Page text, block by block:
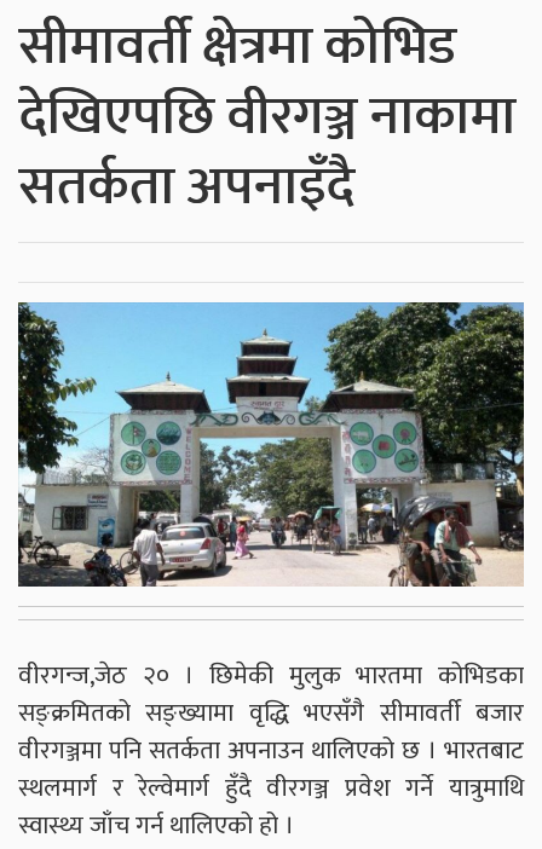
सीमावर्ती क्षेत्रमा कोभिड
देखिएपछि वीरगञ्ज नाकामा
सतर्कता अपनाइँदै
वीरगन्ज,जेठ २० । छिमेकी मुलुक भारतमा कोभिडका
सङ्क्रमितको सङ्ख्यामा वृद्धि भएसँगै सीमावर्ती बजार
वीरगञ्जमा पनि सतर्कता अपनाउन थालिएको छ । भारतबाट
स्थलमार्ग र रेल्वेमार्ग हुँदै वीरगञ्ज प्रवेश गर्ने यात्रुमाथि
स्वास्थ्य जाँच गर्न थालिएको हो ।